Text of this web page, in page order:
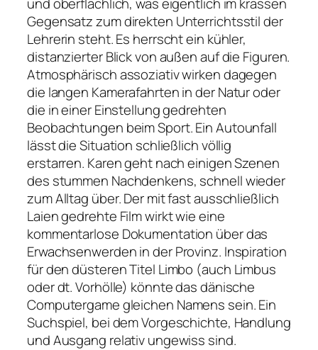
Gegensatz zum direkten Unterrichtsstil der
Lehrerin steht. Es herrscht ein kühler,
distanzierter Blick von außen auf die Figuren.
Atmosphärisch assoziativ wirken dagegen
die langen Kamerafahrten in der Natur oder
die in einer Einstellung gedrehten
Beobachtungen beim Sport. Ein Autounfall
lässt die Situation schließlich völlig
erstarren. Karen geht nach einigen Szenen
des stummen Nachdenkens, schnell wieder
zum Alltag über. Der mit fast ausschließlich
Laien gedrehte Film wirkt wie eine
kommentarlose Dokumentation über das
Erwachsenwerden in der Provinz. Inspiration
für den düsteren Titel Limbo (auch Limbus
oder dt. Vorhölle) könnte das dänische
Computergame gleichen Namens sein. Ein
Suchspiel, bei dem Vorgeschichte, Handlung
und Ausgang relativ ungewiss sind.